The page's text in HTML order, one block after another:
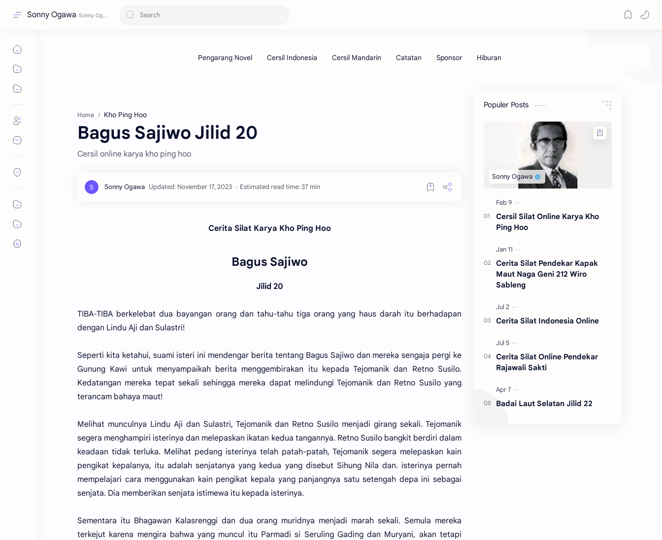
Sonny Ogawa
Home Kho Ping Hoo
Bagus Sajiwo Jilid 20
Cersil online karya kho ping hoo
Estimated read time: 37 min
Cerita Silat Karya Kho Ping Hoo
Bagus Sajiwo
Jilid 20
TIBA-TIBA berkelebat dua bayangan orang dan tahu-tahu tiga orang yang haus darah itu berhadapan
dengan Lindu Aji dan Sulastri!
Seperti kita ketahui, suami isteri ini mendengar berita tentang Bagus Sajiwo dan mereka sengaja pergi ke
Gunung Kawi untuk menyampaikah berita menggembirakan itu kepada Tejomanik dan Retno Susilo.
Kedatangan mereka tepat sekali sehingga mereka dapat melindungi Tejomanik dan Retno Susilo yang
terancam bahaya maut!
Melihat munculnya Lindu Aji dan Sulastri, Tejomanik dan Retno Susilo menjadi girang sekali. Tejomanik
segera menghampiri isterinya dan melepaskan ikatan kedua tangannya. Retno Susilo bangkit berdiri dalam
keadaan tidak terluka. Melihat pedang isterinya telah patah-patah, Tejomanik segera melepaskan kain
pengikat kepalanya, itu adalah senjatanya yang kedua yang disebut Sihung Nila dan. isterinya pernah
mempelajari cara menggunakan kain pengikat kepala yang panjangnya satu setengah depa ini sebagai
senjata. Dia memberikan senjata istimewa itu kepada isterinya.
Sementara itu Bhagawan Kalasrenggi dan dua orang muridnya menjadi marah sekali. Semula mereka
terkejut karena mengira bahwa yang muncul itu Parmadi si Seruling Gading dan Muryani, akan tetapi
Populer Posts
Cersil Silat Online Karya Kho
Ping Hoo
Cerita Silat Pendekar Kapak
Maut Naga Geni 212 Wiro
Sableng
Cerita Silat Indonesia Online
Cerita Silat Online Pendekar
Rajawali Sakti
Badai Laut Selatan Jilid 22